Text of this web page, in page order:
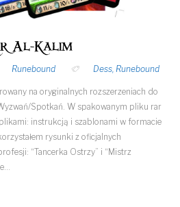
Al-Kalim
Runebound Dess, Runebound
na oryginalnych rozszerzeniach do
Spotkań. W spakowanym pliku rar
instrukcją i szablonami w formacie
rysunki z oficjalnych
“Tancerka Ostrzy” i “Mistrz